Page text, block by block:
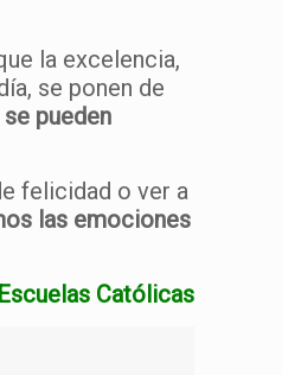
la excelencia,
se ponen de
se pueden
felicidad o ver a
las emociones
Católicas